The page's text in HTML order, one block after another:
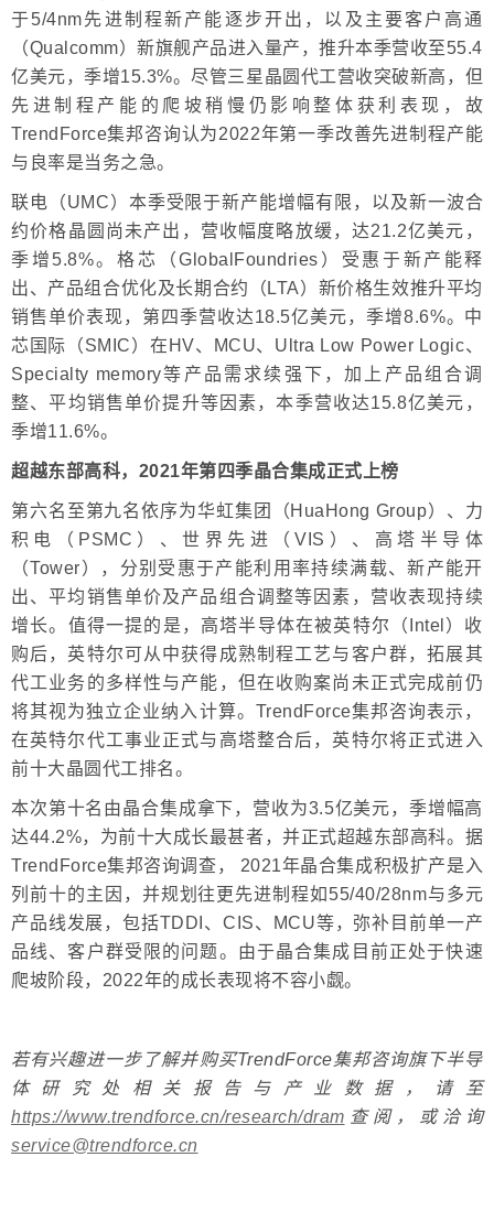
于5/4nm先进制程新产能逐步开出，以及主要客户高通
（Qualcomm）新旗舰产品进入量产，推升本季营收至55.4
亿美元，季增15.3%。尽管三星晶圆代工营收突破新高，但
先进制程产能的爬坡稍慢仍影响整体获利表现，故
TrendForce集邦咨询认为2022年第一季改善先进制程产能
与良率是当务之急。
联电（UMC）本季受限于新产能增幅有限，以及新一波合
约价格晶圆尚未产出，营收幅度略放缓，达21.2亿美元，
季增5.8%。格芯（GlobalFoundries）受惠于新产能释
出、产品组合优化及长期合约（LTA）新价格生效推升平均
销售单价表现，第四季营收达18.5亿美元，季增8.6%。中
芯国际（SMIC）在HV、MCU、Ultra Low Power Logic、
Specialty memory等产品需求续强下，加上产品组合调
整、平均销售单价提升等因素，本季营收达15.8亿美元，
季增11.6%。
超越东部高科，2021年第四季晶合集成正式上榜
第六名至第九名依序为华虹集团（HuaHong Group）、力
积电（PSMC）、世界先进（VIS）、高塔半导体
（Tower），分别受惠于产能利用率持续满载、新产能开
出、平均销售单价及产品组合调整等因素，营收表现持续
增长。值得一提的是，高塔半导体在被英特尔（Intel）收
购后，英特尔可从中获得成熟制程工艺与客户群，拓展其
代工业务的多样性与产能，但在收购案尚未正式完成前仍
将其视为独立企业纳入计算。TrendForce集邦咨询表示，
在英特尔代工事业正式与高塔整合后，英特尔将正式进入
前十大晶圆代工排名。
本次第十名由晶合集成拿下，营收为3.5亿美元，季增幅高
达44.2%，为前十大成长最甚者，并正式超越东部高科。据
TrendForce集邦咨询调查， 2021年晶合集成积极扩产是入
列前十的主因，并规划往更先进制程如55/40/28nm与多元
产品线发展，包括TDDI、CIS、MCU等，弥补目前单一产
品线、客户群受限的问题。由于晶合集成目前正处于快速
爬坡阶段，2022年的成长表现将不容小觑。
若有兴趣进一步了解并购买TrendForce集邦咨询旗下半导
体研究处相关报告与产业数据，请至
https://www.trendforce.cn/research/dram 查阅，或洽询
service@trendforce.cn